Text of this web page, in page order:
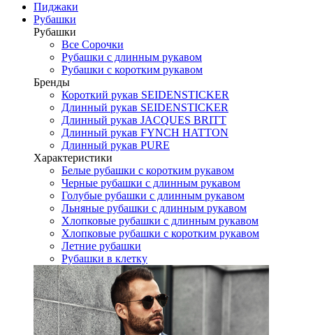
Пиджаки
Рубашки
Рубашки
Все Сорочки
Рубашки с длинным рукавом
Рубашки с коротким рукавом
Бренды
Короткий рукав SEIDENSTICKER
Длинный рукав SEIDENSTICKER
Длинный рукав JAСQUES BRITT
Длинный рукав FYNCH HATTON
Длинный рукав PURE
Характеристики
Белые рубашки с коротким рукавом
Черные рубашки с длинным рукавом
Голубые рубашки с длинным рукавом
Льняные рубашки с длинным рукавом
Хлопковые рубашки с длинным рукавом
Хлопковые рубашки с коротким рукавом
Летние рубашки
Рубашки в клетку